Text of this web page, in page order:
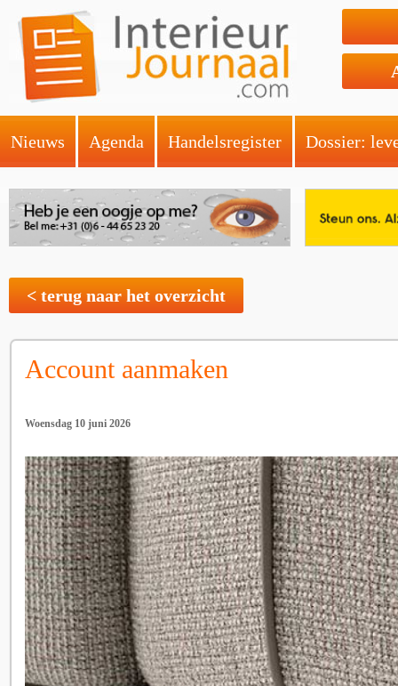
Nieuws Agenda Handelsregister Dossier:
< terug naar het overzicht
Account aanmaken
Woensdag 10 juni 2026